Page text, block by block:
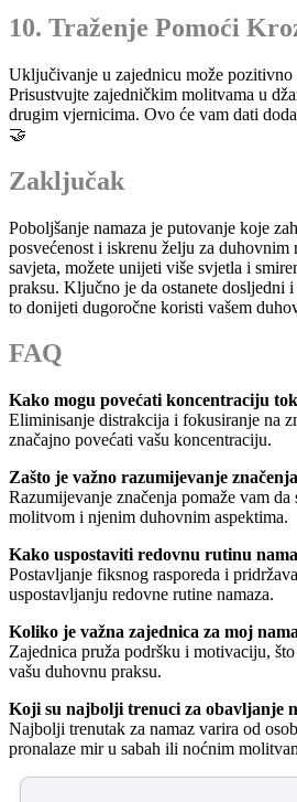
10. Traženje Pomoći
Uključivanje u zajednicu može pozitivno
Prisustvujte zajedničkim molitvama u
drugim vjernicima. Ovo će vam dati
🤝
Zaključak
Poboljšanje namaza je putovanje koje
posvećenost i iskrenu želju za duhovnim
savjeta, možete unijeti više svjetla i
praksu. Ključno je da ostanete dosljedni
to donijeti dugoročne koristi vašem
FAQ
Kako mogu povećati koncentraciju
Eliminisanje distrakcija i fokusiranje na
značajno povećati vašu koncentraciju.
Zašto je važno razumijevanje
Razumijevanje značenja pomaže vam da
molitvom i njenim duhovnim aspektima.
Kako uspostaviti redovnu rutinu
Postavljanje fiksnog rasporeda i
uspostavljanju redovne rutine namaza.
Koliko je važna zajednica za moj
Zajednica pruža podršku i motivaciju,
vašu duhovnu praksu.
Koji su najbolji trenuci za obavljanje
Najbolji trenutak za namaz varira od
pronalaze mir u sabah ili noćnim